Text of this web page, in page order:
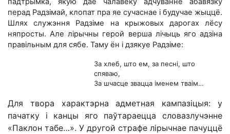
перад Радзімай, клопат пра яе сучаснае і будучае жыццё.
Шлях служэння Радзіме на крыжовых дарогах лёсу
няпросты. Але лірычны герой верша лічыць яго адзіна
правільным для сябе. Таму ён і дзякуе Радзіме:
За хлеб, што ем, за песні, што
спяваю,
За шчасце звацца іменем тваім…
Для твора характэрна адметная кампазіцыя: у
пачатку і канцы яго паўтараецца словазлучэнне
«Паклон табе…». У другой страфе лірычнае пачуццё